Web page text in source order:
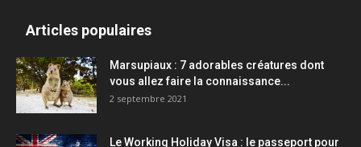
Articles populaires
Marsupiaux : 7 adorables créatures dont
vous allez faire la connaissance...
2 septembre 2021
Le Working Holiday Visa : le passeport pour